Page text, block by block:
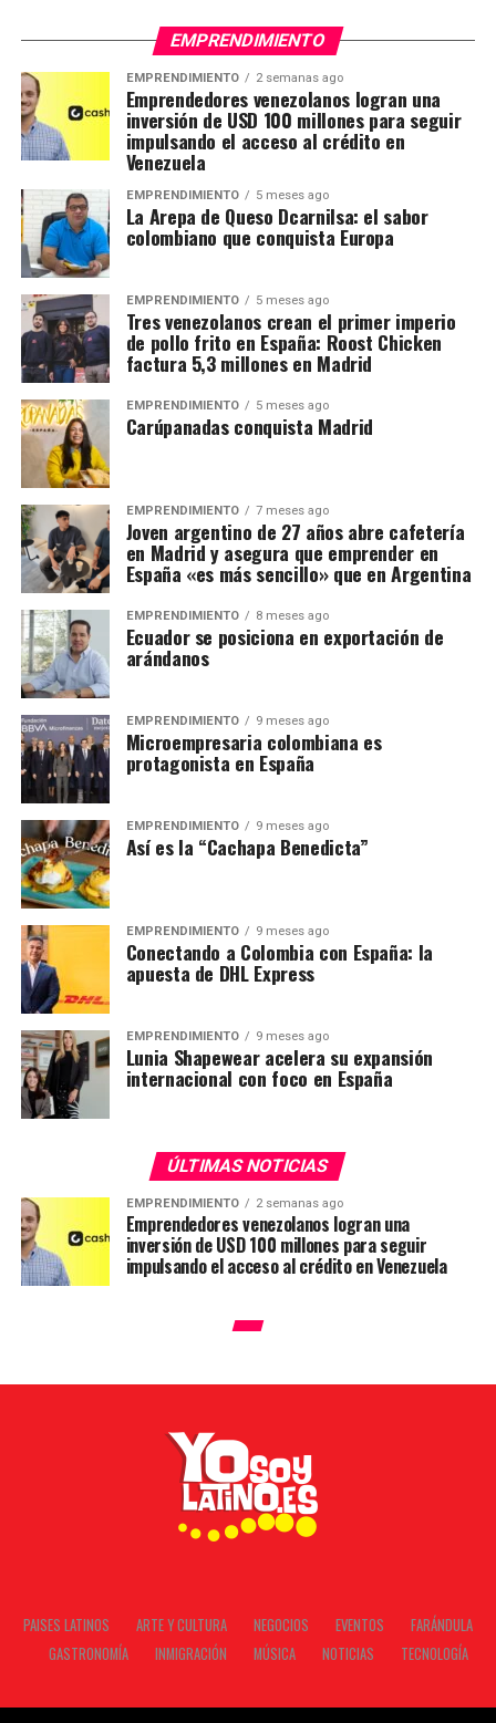
EMPRENDIMIENTO
EMPRENDIMIENTO 2 semanas ago
Emprendedores venezolanos logran una
inversión de USD 100 millones para seguir
impulsando el acceso al crédito en
Venezuela
EMPRENDIMIENTO 5 meses ago
La Arepa de Queso Dcarnilsa: el sabor
colombiano que conquista Europa
EMPRENDIMIENTO 5 meses ago
Tres venezolanos crean el primer imperio
de pollo frito en España: Roost Chicken
factura 5,3 millones en Madrid
EMPRENDIMIENTO 5 meses ago
Carúpanadas conquista Madrid
EMPRENDIMIENTO 7 meses ago
Joven argentino de 27 años abre cafetería
en Madrid y asegura que emprender en
España «es más sencillo» que en Argentina
EMPRENDIMIENTO 8 meses ago
Ecuador se posiciona en exportación de
arándanos
EMPRENDIMIENTO 9 meses ago
Microempresaria colombiana es
protagonista en España
EMPRENDIMIENTO 9 meses ago
Así es la “Cachapa Benedicta”
EMPRENDIMIENTO 9 meses ago
Conectando a Colombia con España: la
apuesta de DHL Express
EMPRENDIMIENTO 9 meses ago
Lunia Shapewear acelera su expansión
internacional con foco en España
ÚLTIMAS NOTICIAS
EMPRENDIMIENTO 2 semanas ago
Emprendedores venezolanos logran una
inversión de USD 100 millones para seguir
impulsando el acceso al crédito en Venezuela
PAISES LATINOS ARTE Y CULTURA NEGOCIOS EVENTOS
FARÁNDULA
GASTRONOMÍA
INMIGRACIÓN MÚSICA NOTICIAS TECNOLOGÍA